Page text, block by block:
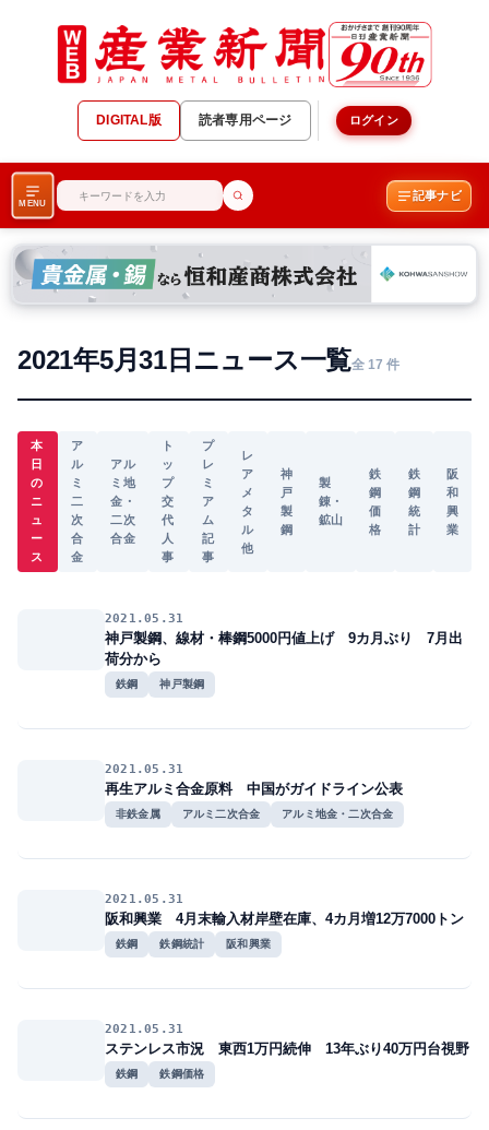
DIGITAL版 読者専用ページ ログイン
MENU
記事ナビ
2021年5月31日ニュース一覧全 17 件
本
日
の
ニ
ュ
ー
ス
ア
ル
ミ
二
次
合
金
アル
ミ地
金・
二次
合金
ト
ッ
プ
交
代
人
事
プ
レ
ミ
ア
ム
記
事
レ
ア
メ
タ
ル
他
神
戸
製
鋼
製
錬・
鉱山
鉄
鋼
価
格
鉄
鋼
統
計
阪
和
興
業
2021.05.31
神戸製鋼、線材・棒鋼5000円値上げ 9カ月ぶり 7月出
荷分から
鉄鋼 神戸製鋼
2021.05.31
再生アルミ合金原料 中国がガイドライン公表
非鉄金属 アルミ二次合金 アルミ地金・二次合金
2021.05.31
阪和興業 4月末輸入材岸壁在庫、4カ月増12万7000トン
鉄鋼 鉄鋼統計 阪和興業
2021.05.31
ステンレス市況 東西1万円続伸 13年ぶり40万円台視野
鉄鋼 鉄鋼価格